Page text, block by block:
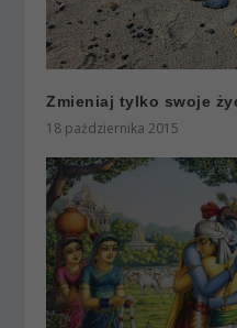
Zmieniaj tylko swoje
18 października 2015